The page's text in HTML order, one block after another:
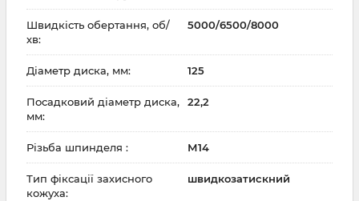
Швидкість обертання, об/
хв:
5000/6500/8000
Діаметр диска, мм: 125
Посадковий діаметр диска,
мм:
22,2
Різьба шпинделя : М14
Тип фіксації захисного
кожуха:
швидкозатискний